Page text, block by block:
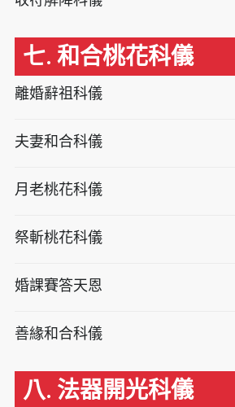
七. 和合桃花科儀
離婚辭祖科儀
夫妻和合科儀
月老桃花科儀
祭斬桃花科儀
婚課賽答天恩
善緣和合科儀
八. 法器開光科儀